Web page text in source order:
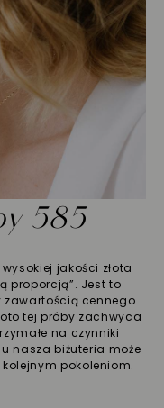
585
jakości złota
proporcją”. Jest to
zawartością cennego
tej próby zachwyca
na czynniki
nasza biżuteria może
pokoleniom.